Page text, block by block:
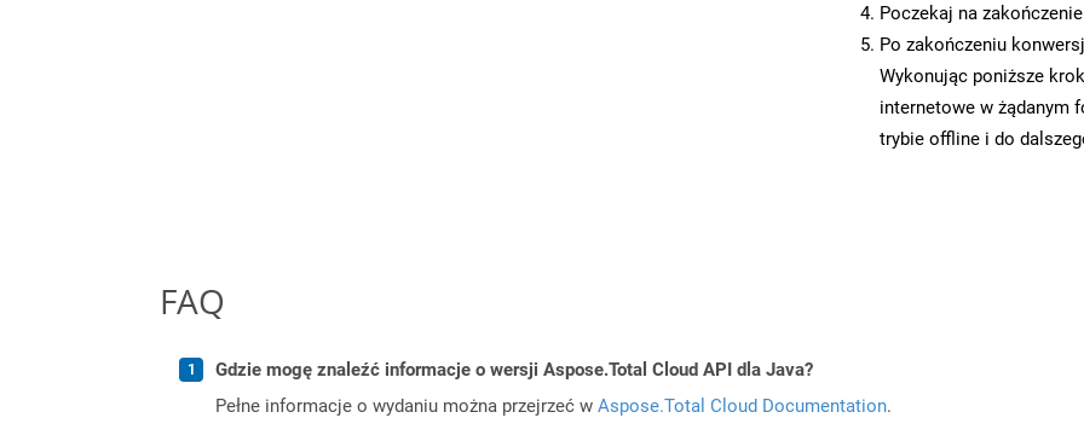
Poczekaj na
Po zakończeniu
Wykonując poniższe
internetowe w żądanym
trybie offline i do
FAQ
Gdzie mogę znaleźć informacje o wersji Aspose.Total Cloud API dla Java?
Pełne informacje o wydaniu można przejrzeć w Aspose.Total Cloud Documentation.